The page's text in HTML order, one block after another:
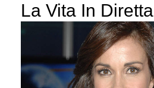
La Vita In Diretta